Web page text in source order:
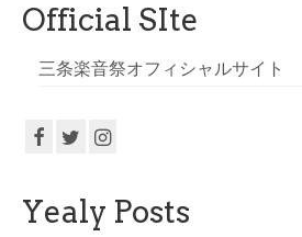
Official SIte
三条楽音祭オフィシャルサイト
Yealy Posts